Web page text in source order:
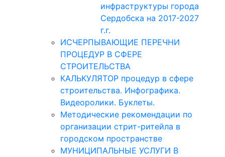
инфраструктуры города
Сердобска на 2017-2027
г.г.
ИСЧЕРПЫВАЮЩИЕ ПЕРЕЧНИ
ПРОЦЕДУР В СФЕРЕ
СТРОИТЕЛЬСТВА
КАЛЬКУЛЯТОР процедур в сфере
строительства. Инфографика.
Видеоролики. Буклеты.
Методические рекомендации по
организации стрит-ритейла в
городском пространстве
МУНИЦИПАЛЬНЫЕ УСЛУГИ В